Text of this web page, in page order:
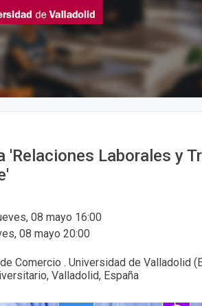
'Relaciones Laborales y
08 mayo 16:00
08 mayo 20:00
Comercio . Universidad de Valladolid
Valladolid, España